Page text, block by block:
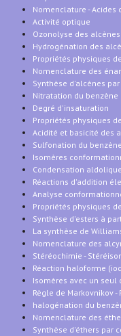
Nomenclature - Acides
Activité optique
Ozonolyse des alcènes
Hydrogénation des
Propriétés physiques
Nomenclature des
Synthèse d'alcènes
Nitratation du benzène
Degré d'insaturation
Propriétés physiques
Acidité et basicité des
Sulfonation du benzène
Isomères
Condensation aldolique
Réactions d'addition
Analyse
Propriétés physiques
Synthèse d'esters à
La synthèse de
Nomenclature des
Stéréochimie -
Réaction haloforme
Isomères avec un seul
Règle de Markovnikov
halogénation du
Nomenclature des
Synthèse d'éthers par